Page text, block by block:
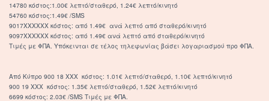
14780 κόστος:1.00€ λεπτό/σταθερό, 1.24€ λεπτό/κινητό
54760 κόστος:1.49€ /SMS
9017XXXXXX κόστος: από 1.49€ ανά λεπτό από σταθερό/κινητό
9097XXXXXX κόστος: από 1.49€ ανά λεπτό από σταθερό/κινητό
Τιμές με ΦΠΑ. Υπόκεινται σε τέλος τηλεφωνίας βάσει λογαριασμού προ ΦΠΑ.
Από Κύπρο 900 18 ΧΧΧ κόστος: 1.01€ λεπτό/σταθερό, 1.10€ λεπτό/κινητό
900 19 ΧΧΧ κόστος: 1.35€ λεπτό/σταθερό, 1.52€ λεπτό/κινητό
6699 κόστος: 2.03€ /SMS Τιμές με ΦΠΑ.